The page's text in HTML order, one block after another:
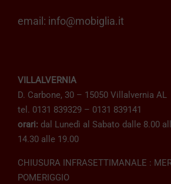
email: info@mobiglia.it
VILLALVERNIA
D. Carbone, 30 – 15050 Villalvernia AL
tel. 0131 839329 – 0131 839141
orari: dal Lunedì al Sabato dalle 8.00
14.30 alle 19.00
CHIUSURA INFRASETTIMANALE :
POMERIGGIO